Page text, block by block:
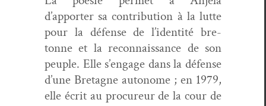
d’apporter sa con­tri­bu­tion à la lutte
pour la défense de l’identité bre­
tonne et la recon­nais­sance de son
peu­ple. Elle s’engage dans la défense
d’une Bre­tagne autonome ; en 1979,
elle écrit au pro­cureur de la cour de